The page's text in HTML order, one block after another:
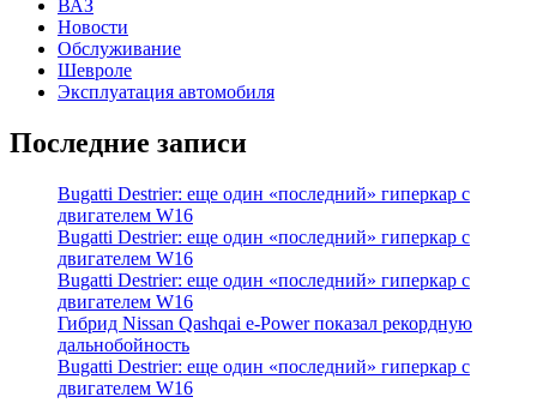
ВАЗ
Новости
Обслуживание
Шевроле
Эксплуатация автомобиля
Последние записи
Bugatti Destrier: еще один «последний» гиперкар с
двигателем W16
Bugatti Destrier: еще один «последний» гиперкар с
двигателем W16
Bugatti Destrier: еще один «последний» гиперкар с
двигателем W16
Гибрид Nissan Qashqai e-Power показал рекордную
дальнобойность
Bugatti Destrier: еще один «последний» гиперкар с
двигателем W16